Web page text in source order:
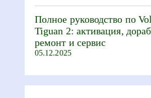
Полное руководство по
Tiguan 2: активация,
ремонт и сервис
05.12.2025